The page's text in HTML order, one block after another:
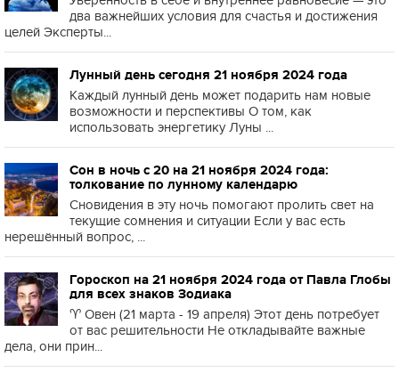
два важнейших условия для счастья и достижения
целей Эксперты...
Лунный день сегодня 21 ноября 2024 года
Каждый лунный день может подарить нам новые
возможности и перспективы О том, как
использовать энергетику Луны ...
Сон в ночь с 20 на 21 ноября 2024 года:
толкование по лунному календарю
Сновидения в эту ночь помогают пролить свет на
текущие сомнения и ситуации Если у вас есть
нерешённый вопрос, ...
Гороскоп на 21 ноября 2024 года от Павла Глобы
для всех знаков Зодиака
♈️ Овен (21 марта - 19 апреля) Этот день потребует
от вас решительности Не откладывайте важные
дела, они прин...